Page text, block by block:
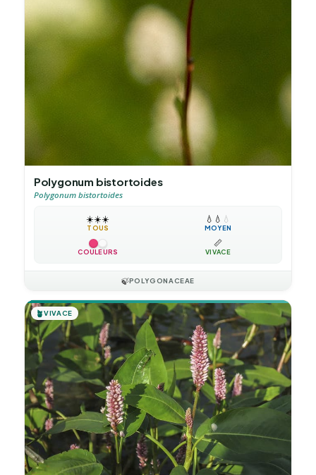
Polygonum bistortoides
Polygonum bistortoides
☀️☀️☀️
TOUS
💧 💧 💧
MOYEN
COULEURS
📏
VIVACE
🍃POLYGONACEAE
🪴VIVACE